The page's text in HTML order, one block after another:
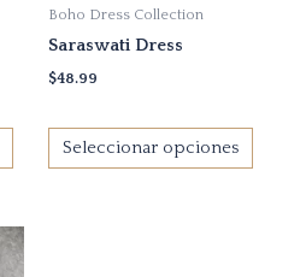
pueden
elegir
página
de
Boho Dress Collection
Saraswati Dress
$48.99
Seleccionar opciones
página
de